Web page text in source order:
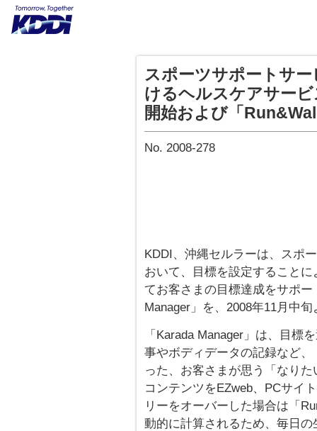
スポーツサポートサ
けるヘルスケアサー
開始および「
No. 2008-278
KDDI、沖縄セルラーは、スポ
おいて、目標を設定すること
てお客さまの目標達成をサポ
Manager」を、2008年11月中
「Karada Manager」は、目標
事やボディデータの記録など
った、お客さまが思う「なり
コンテンツをEZweb、PCサイ
リーをオーバーした場合は「
動的に計算されるため、毎日